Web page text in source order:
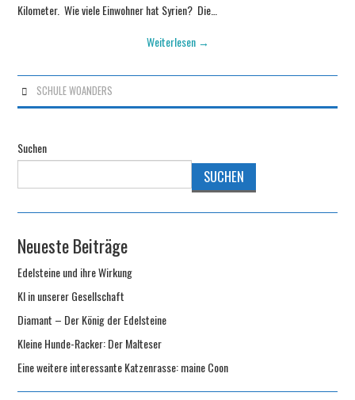
Kilometer. Wie viele Einwohner hat Syrien? Die…
Weiterlesen →
SCHULE WOANDERS
Suchen
SUCHEN
Neueste Beiträge
Edelsteine und ihre Wirkung
KI in unserer Gesellschaft
Diamant – Der König der Edelsteine
Kleine Hunde-Racker: Der Malteser
Eine weitere interessante Katzenrasse: maine Coon